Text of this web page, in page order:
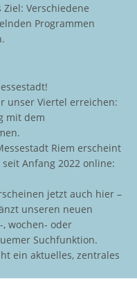
Verschiedene
Programmen
unser Viertel erreichen:
mit dem
Riem erscheint
Anfang 2022 online:
jetzt auch hier –
unseren neuen
wochen- oder
Suchfunktion.
ein aktuelles, zentrales